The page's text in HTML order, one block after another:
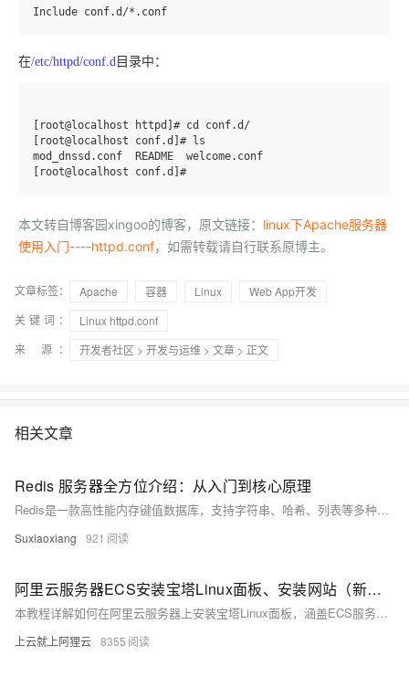
在/etc/httpd/conf.d 目录中：
[root@localhost httpd]# cd conf.d/
[root@localhost conf.d]# ls
mod_dnssd.conf  README  welcome.conf
[root@localhost conf.d]#
本文转自博客园xingoo的博客，原文链接： linux下Apache服务器
使用入门----httpd.conf，如需转载请自行联系原博主。
文章标签： Apache 容器 Linux
Web App开发
关键词：
Linux httpd.conf
来 源：
开发者社区 > 开发与运维 > 文章 > 正文
相关文章
Redis 服务器全方位介绍：从入门到核心原理
Redis是一款高性能内存键值数据库，支持字符串、哈希、列表等多种数据结构，广泛用于缓存、会话存储、排行榜及消息队列。其单线程事件循环架构保障高并发与低延迟，结合RDB和AOF持久化机制兼顾性能与数据安全。通过主从复制、哨兵及集群模式实现高可用与横向扩展，适用于现代应用的多样化场景。合理配置与优化可显著提升系统性能与稳定性。
Suxiaoxiang 921
阿里云服务器ECS安装宝塔Linux面板、安装网站（新手图文教程）
本教程详解如何在阿里云服务器上安装宝塔Linux面板，涵盖ECS服务器手动安装步骤，包括系统准备、远程连接、安装命令执行、端口开放及LNMP环境部署，手把手引导用户快速搭建网站环境。
上云就上阿狸云 8355